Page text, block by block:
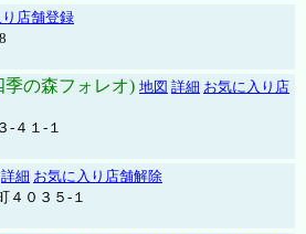
店舗登録
の森フォレオ) 地図 詳細 お気に入り店
-４１-１
詳細 お気に入り店舗解除
４０３５-１